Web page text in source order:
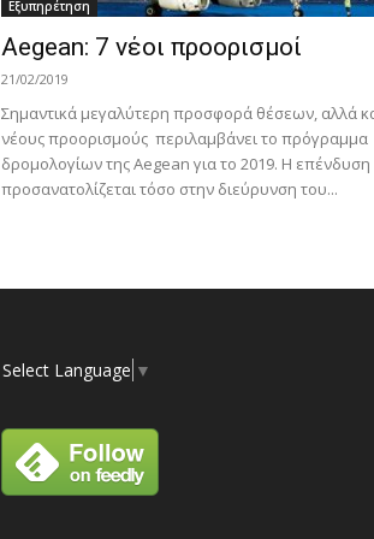
Εξυπηρέτηση
Aegean: 7 νέοι προορισμοί
21/02/2019
Σημαντικά μεγαλύτερη προσφορά θέσεων, αλλά
νέους προορισμούς περιλαμβάνει το πρόγραμμα
δρομολογίων της Aegean για το 2019. H επένδυση
προσανατολίζεται τόσο στην διεύρυνση του...
Select Language ▼